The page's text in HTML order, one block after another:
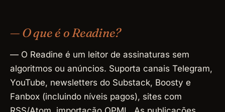
— O que é o Readine?
— O Readine é um leitor de assinaturas sem
algoritmos ou anúncios. Suporta canais Telegram,
YouTube, newsletters do Substack, Boosty e
Fanbox (incluindo níveis pagos), sites com